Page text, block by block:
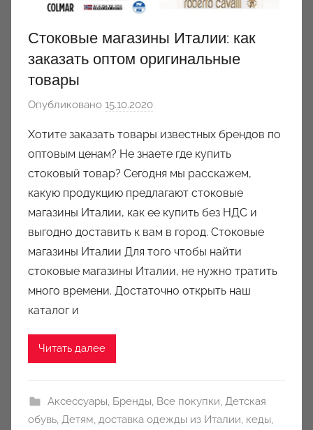
Стоковые магазины Италии: как
заказать оптом оригинальные
товары
Опубликовано 15.10.2020
т
о
р
о
м
a
u
k
c
Хотите заказать товары известных брендов по
оптовым ценам? Не знаете где купить
стоковый товар? Сегодня мы расскажем,
какую продукцию предлагают стоковые
магазины Италии, как ее купить без НДС и
выгодно доставить к вам в город. Стоковые
магазины Италии Для того чтобы найти
стоковые магазины Италии, не нужно тратить
много времени. Достаточно открыть наш
каталог и
Читать далее
Аксессуары Бренды Все покупки Детская
обувь Детям доставка одежды из Италии кеды